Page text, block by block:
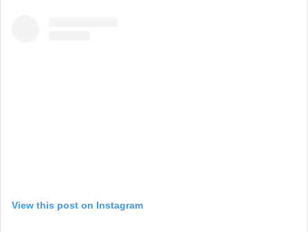
View this post on Instagram